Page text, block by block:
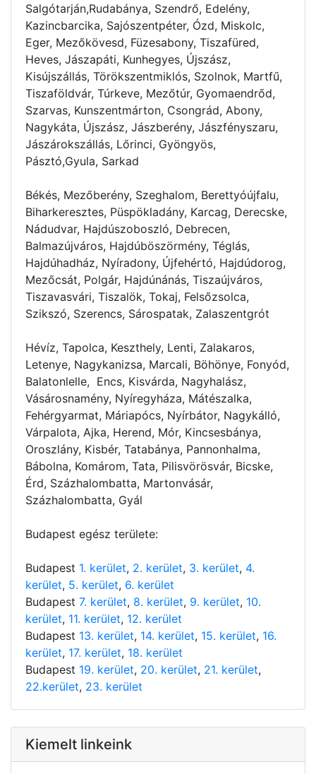
Salgótarján,Rudabánya, Szendrő, Edelény,
Kazincbarcika, Sajószentpéter, Ózd, Miskolc,
Eger, Mezőkövesd, Füzesabony, Tiszafüred,
Heves, Jászapáti, Kunhegyes, Újszász,
Kisújszállás, Törökszentmiklós, Szolnok, Martfű,
Tiszaföldvár, Túrkeve, Mezőtúr, Gyomaendrőd,
Szarvas, Kunszentmárton, Csongrád, Abony,
Nagykáta, Újszász, Jászberény, Jászfényszaru,
Jászárokszállás, Lőrinci, Gyöngyös,
Pásztó,Gyula, Sarkad
Békés, Mezőberény, Szeghalom, Berettyóújfalu,
Biharkeresztes, Püspökladány, Karcag, Derecske,
Nádudvar, Hajdúszoboszló, Debrecen,
Balmazújváros, Hajdúböszörmény, Téglás,
Hajdúhadház, Nyíradony, Újfehértó, Hajdúdorog,
Mezőcsát, Polgár, Hajdúnánás, Tiszaújváros,
Tiszavasvári, Tiszalök, Tokaj, Felsőzsolca,
Szikszó, Szerencs, Sárospatak, Zalaszentgrót
Hévíz, Tapolca, Keszthely, Lenti, Zalakaros,
Letenye, Nagykanizsa, Marcali, Böhönye, Fonyód,
Balatonlelle, Encs, Kisvárda, Nagyhalász,
Vásárosnamény, Nyíregyháza, Mátészalka,
Fehérgyarmat, Máriapócs, Nyírbátor, Nagykálló,
Várpalota, Ajka, Herend, Mór, Kincsesbánya,
Oroszlány, Kisbér, Tatabánya, Pannonhalma,
Bábolna, Komárom, Tata, Pilisvörösvár, Bicske,
Érd, Százhalombatta, Martonvásár,
Százhalombatta, Gyál
Budapest egész területe:
Budapest 1. kerület, 2. kerület, 3. kerület, 4.
kerület, 5. kerület, 6. kerület
Budapest 7. kerület, 8. kerület, 9. kerület, 10.
kerület, 11. kerület, 12. kerület
Budapest 13. kerület, 14. kerület, 15. kerület, 16.
kerület, 17. kerület, 18. kerület
Budapest 19. kerület, 20. kerület, 21. kerület,
22.kerület, 23. kerület
Kiemelt linkeink